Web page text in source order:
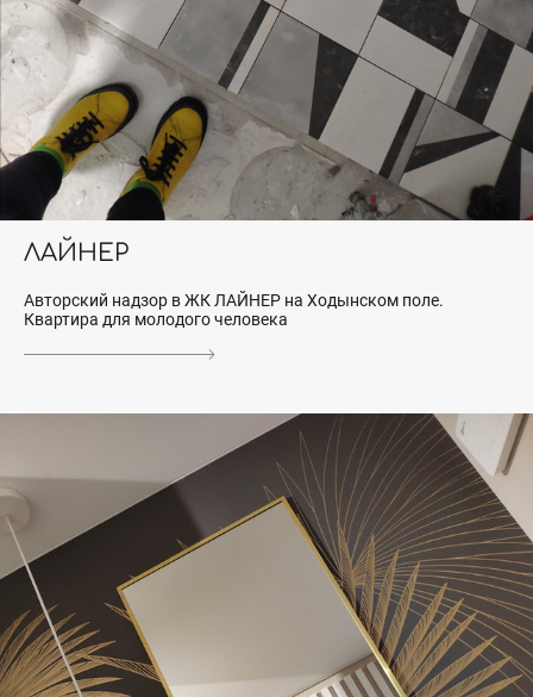
ЛАЙНЕР
Авторский надзор в ЖК ЛАЙНЕР на Ходынском поле.
Квартира для молодого человека